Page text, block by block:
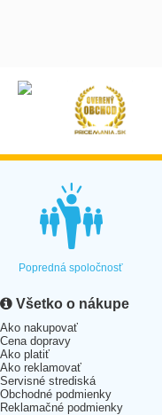
Popredná spoločnosť
Všetko o nákupe
Ako nakupovať
Cena dopravy
Ako platiť
Ako reklamovať
Servisné strediská
Obchodné podmienky
Reklamačné podmienky